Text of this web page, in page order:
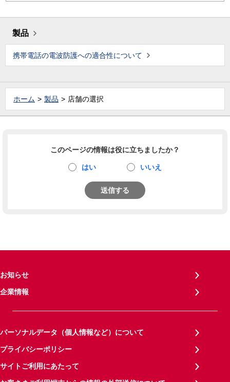
製品
携帯電話の電波防護への適合性について
ホーム 製品 店舗の選択
このページの情報は役に立ちましたか？
はい いいえ
送信する
お知らせ
企業情報
パーソナルデータ（個人情報など）について
プライバシーポリシー
サイトご利用にあたって